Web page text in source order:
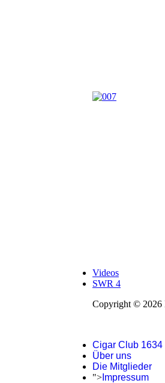
Videos
SWR 4
Copyright © 2026
Cigar Club 1634
Über uns
Die Mitglieder
"> Impressum